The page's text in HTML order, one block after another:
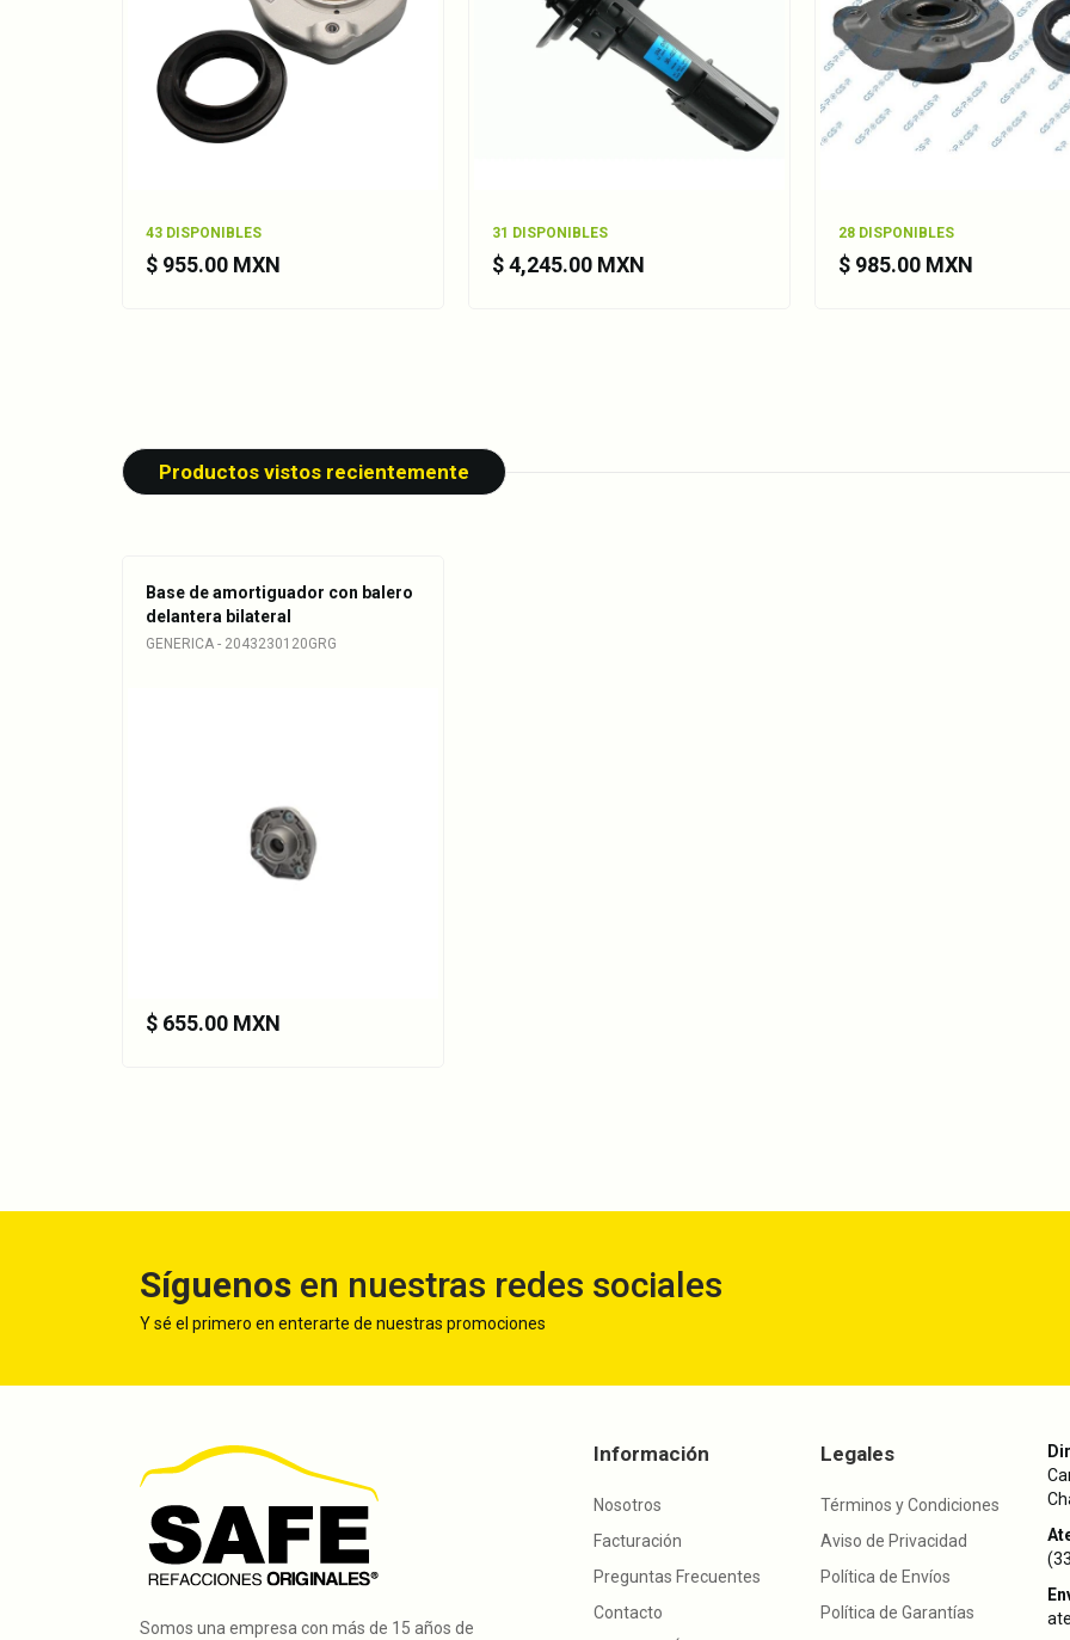
43 DISPONIBLES
$ 955.00 MXN
31 DISPONIBLES
$ 4,245.00 MXN
28 DISPONIBLES
$ 985.00 MXN
Productos vistos recientemente
Base de amortiguador con balero
delantera bilateral
GENERICA - 2043230120GRG
$ 655.00 MXN
Síguenos en nuestras redes sociales
Y sé el primero en enterarte de nuestras promociones
Somos una empresa con más de 15 años de
Información
Nosotros
Facturación
Preguntas Frecuentes
Contacto
Legales
Términos y Condiciones
Aviso de Privacidad
Política de Envíos
Política de Garantías